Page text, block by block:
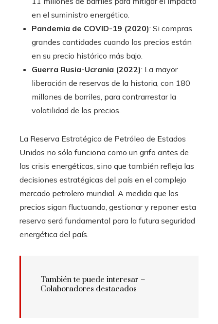
en el suministro energético.
Pandemia de COVID-19 (2020): Si compras
grandes cantidades cuando los precios están
en su precio histórico más bajo.
Guerra Rusia-Ucrania (2022): La mayor
liberación de reservas de la historia, con 180
millones de barriles, para contrarrestar la
volatilidad de los precios.
La Reserva Estratégica de Petróleo de Estados
Unidos no sólo funciona como un grifo antes de
las crisis energéticas, sino que también refleja las
decisiones estratégicas del país en el complejo
mercado petrolero mundial. A medida que los
precios sigan fluctuando, gestionar y reponer esta
reserva será fundamental para la futura seguridad
energética del país.
También te puede interesar –
Colaboradores destacados